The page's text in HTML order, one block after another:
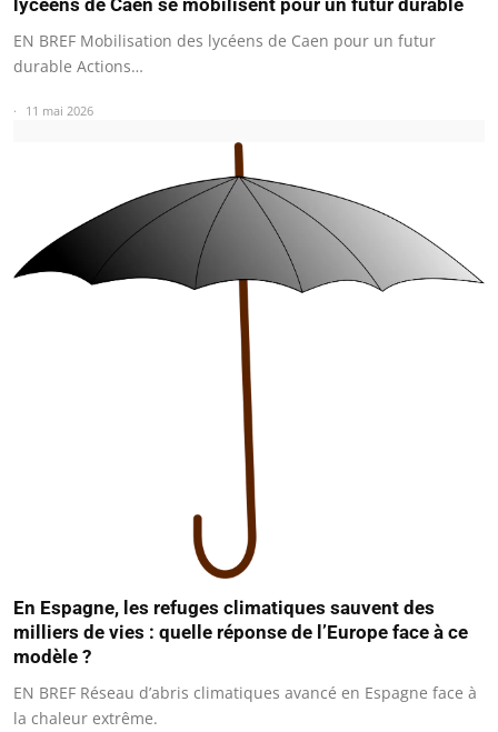
EN BREF Mobilisation des lycéens de Caen pour un futur
durable Actions…
11 mai 2026
En Espagne, les refuges climatiques sauvent des
milliers de vies : quelle réponse de l’Europe face à ce
modèle ?
EN BREF Réseau d’abris climatiques avancé en Espagne face à
la chaleur extrême.